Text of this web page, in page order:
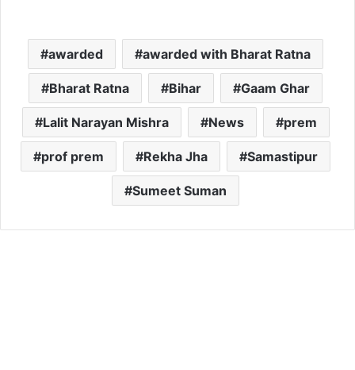
awarded awarded with Bharat Ratna
Bharat Ratna Bihar Gaam Ghar
Lalit Narayan Mishra News prem
prof prem Rekha Jha Samastipur
Sumeet Suman